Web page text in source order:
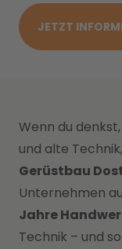
JETZT
Wenn du
und alte
Gerüstbau
Unternehmen
Jahre
Technik – und